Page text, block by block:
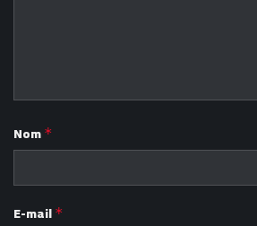
Nom *
E-mail *